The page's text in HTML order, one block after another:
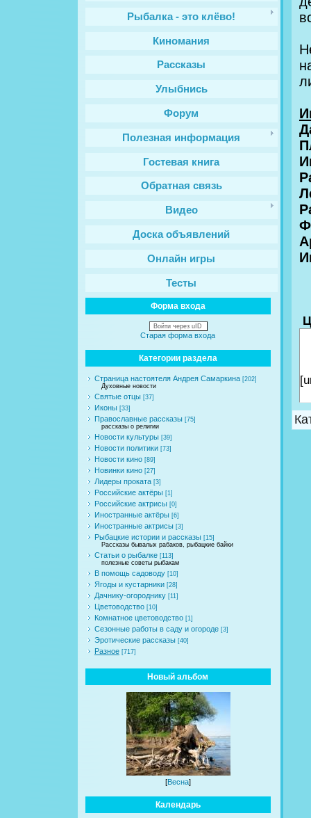
Рыбалка - это клёво!
Киномания
Рассказы
Улыбнись
Форум
Полезная информация
Гостевая книга
Обратная связь
Видео
Доска объявлений
Онлайн игры
Тесты
Форма входа
Войти через uID
Старая форма входа
Категории раздела
Страница настоятеля Андрея Самаркина [202]
Духовные новости
Святые отцы [37]
Иконы [33]
Православные рассказы [75]
рассказы о религии
Новости культуры [39]
Новости политики [73]
Новости кино [89]
Новинки кино [27]
Лидеры проката [3]
Российские актёры [1]
Российские актрисы [0]
Иностранные актёры [6]
Иностранные актрисы [3]
Рыбацкие истории и рассказы [15]
Рассказы бывалых рабаков, рыбацкие байки
Статьи о рыбалке [113]
полезные советы рыбакам
В помощь садоводу [10]
Ягоды и кустарники [28]
Дачнику-огороднику [11]
Цветоводство [10]
Комнатное цветоводство [1]
Сезонные работы в саду и огороде [3]
Эротические рассказы [40]
Разное [717]
Новый альбом
[Весна]
Календарь